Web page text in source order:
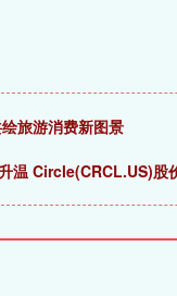
旅游消费新图景
温 Circle(CRCL.US)股